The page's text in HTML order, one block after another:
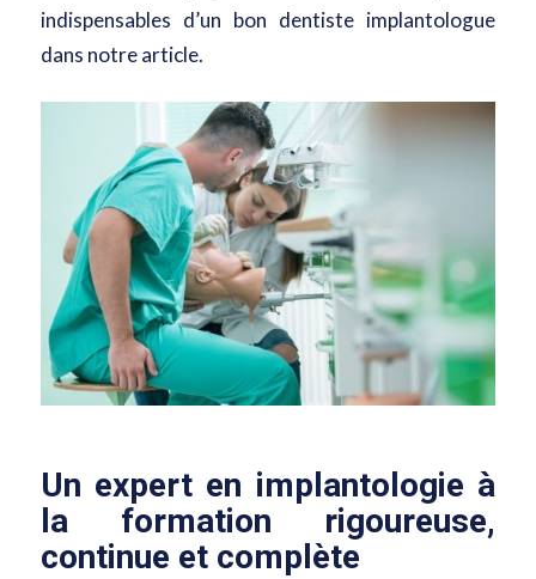
indispensables d’un bon dentiste implantologue
dans notre article.
Un expert en implantologie à
la formation rigoureuse,
continue et complète